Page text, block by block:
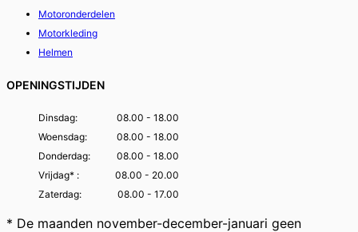
Motoronderdelen
Motorkleding
Helmen
OPENINGSTIJDEN
Dinsdag:
08.00 - 18.00
Woensdag:
08.00 - 18.00
Donderdag:
08.00 - 18.00
Vrijdag* :
08.00 - 20.00
Zaterdag:
08.00 - 17.00
* De maanden november-december-januari geen